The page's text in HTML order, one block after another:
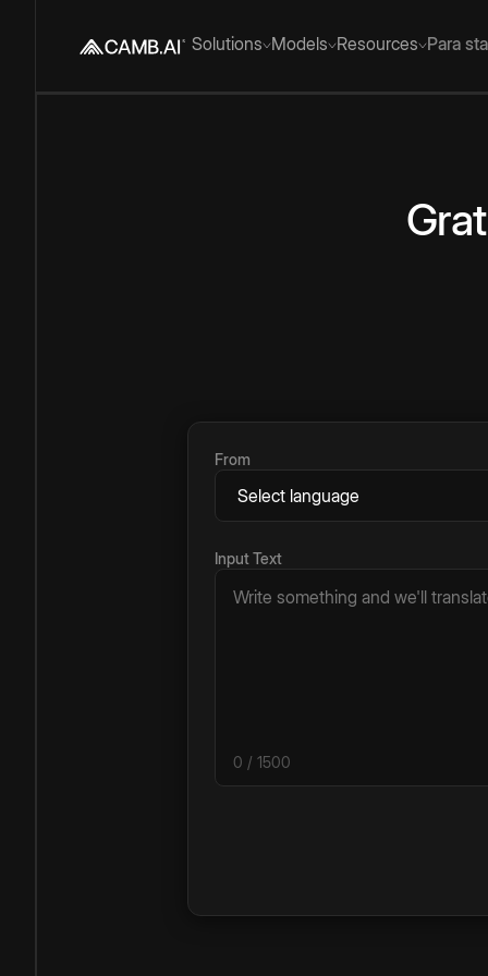
Solutions Models Resources Para
From
Input Text
0 / 1500